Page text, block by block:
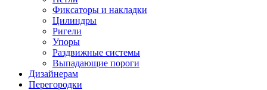
Фиксаторы и накладки
Цилиндры
Ригели
Упоры
Раздвижные системы
Выпадающие пороги
Дизайнерам
Перегородки